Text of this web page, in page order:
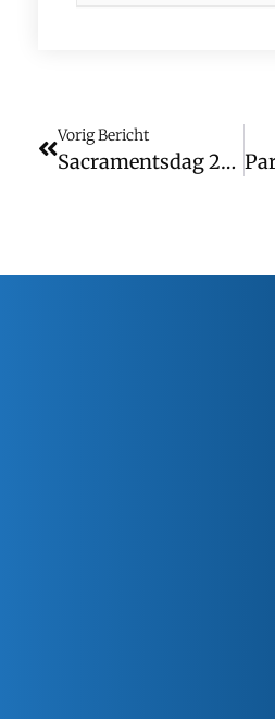
Vorig Bericht
Sacramentsdag 2026 (wk. 23)